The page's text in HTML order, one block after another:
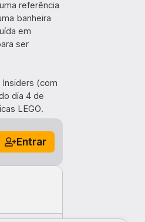
referência
banheira
em
ser
(com
dia 4 de
LEGO.
Entrar